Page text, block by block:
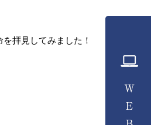
拝見してみました！